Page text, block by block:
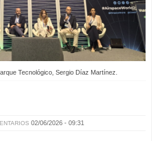
Tecnológico, Sergio Díaz Martínez.
02/06/2026 - 09:31